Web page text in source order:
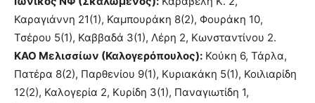
Καραγιάννη 21(1), Καμπουράκη 8(2), Φουράκη 10,
Τσέρου 5(1), Καββαδά 3(1), Λέρη 2, Κωνσταντίνου 2.
ΚΑΟ Μελισσίων (Καλογερόπουλος): Κούκη 6, Τάρλα,
Πατέρα 8(2), Παρθενίου 9(1), Κυριακάκη 5(1), Κοιλιαρίδη
12(2), Καλογερία 2, Κυρίδη 3(1), Παναγιωτίδη 1,